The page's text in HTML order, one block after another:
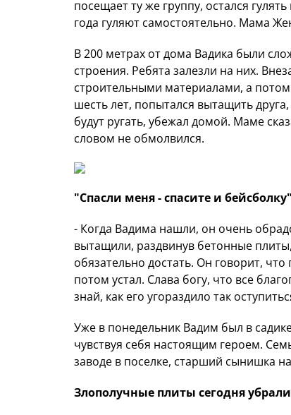
посещает ту же группу, остался
года гуляют самостоятельно. Мама
В 200 метрах от дома Вадика были
строения. Ребята залезли на них.
строительными материалами, а
шесть лет, попытался вытащить
будут ругать, убежал домой. Маме
словом не обмолвился.
"Спасли меня - спасите и
- Когда Вадима нашли, он очень
вытащили, раздвинув бетонные
обязательно достать. Он говорит,
потом устал. Слава богу, что все
знай, как его угораздило так
Уже в понедельник Вадим был в
чувствуя себя настоящим героем.
заводе в поселке, старший сынишка
Злополучные плиты сегодня убрали